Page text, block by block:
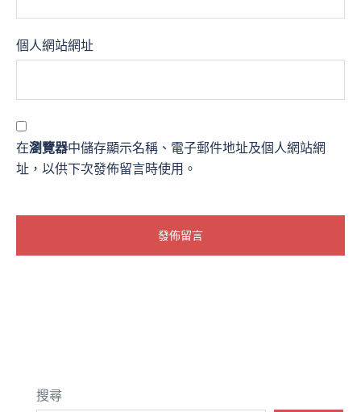
個人網站網址
在瀏覽器中儲存顯示名稱、電子郵件地址及個人網站網
址，以供下次發佈留言時使用。
搜尋